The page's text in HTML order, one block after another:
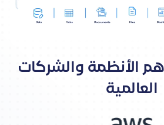
الأنظمة والشركات
العالمية